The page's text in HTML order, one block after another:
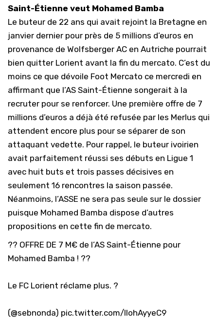
Saint-Étienne veut Mohamed Bamba
Le buteur de 22 ans qui avait rejoint la Bretagne en
janvier dernier pour près de 5 millions d’euros en
provenance de Wolfsberger AC en Autriche pourrait
bien quitter Lorient avant la fin du mercato. C’est du
moins ce que dévoile Foot Mercato ce mercredi en
affirmant que l’AS Saint-Étienne songerait à la
recruter pour se renforcer. Une première offre de 7
millions d’euros a déjà été refusée par les Merlus qui
attendent encore plus pour se séparer de son
attaquant vedette. Pour rappel, le buteur ivoirien
avait parfaitement réussi ses débuts en Ligue 1
avec huit buts et trois passes décisives en
seulement 16 rencontres la saison passée.
Néanmoins, l’ASSE ne sera pas seule sur le dossier
puisque Mohamed Bamba dispose d’autres
propositions en cette fin de mercato.
?? OFFRE DE 7 M€ de l’AS Saint-Étienne pour
Mohamed Bamba ! ??
Le FC Lorient réclame plus. ?
(@sebnonda) pic.twitter.com/lIohAyyeC9